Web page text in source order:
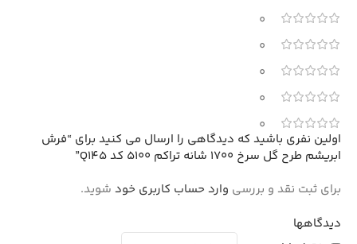
0
0
0
0
0
دیدگاهها
اولین نفری باشید که دیدگاهی را ارسال می کنید برای “فرش
ابریشم طرح گل سرخ 1700 شانه تراکم 5100 کد Q145”
برای ثبت نقد و بررسی وارد حساب کاربری خود شوید.